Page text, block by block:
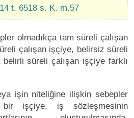
t. 6518 s. K. m.57
olmadıkça tam süreli çalışan
çalışan işçiye, belirsiz süreli
belirli süreli çalışan işçiye farklı
işin niteliğine ilişkin sebepler
bir işçiye, iş sözleşmesinin